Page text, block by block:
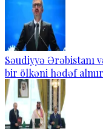
Səudiyyə Ərəbistanı
bir ölkəni hədəf